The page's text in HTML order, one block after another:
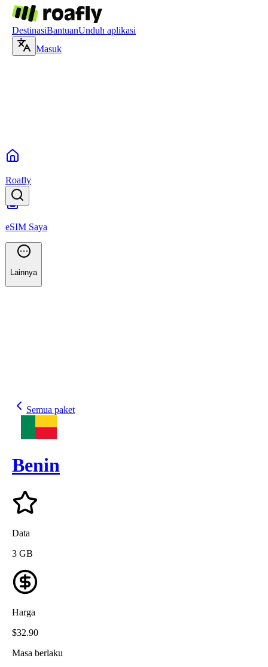
DestinasiBantuanUnduh aplikasi
Masuk
Roafly
eSIM Saya
Lainnya
Semua paket
Benin
Data
3 GB
Harga
$32.90
Masa berlaku